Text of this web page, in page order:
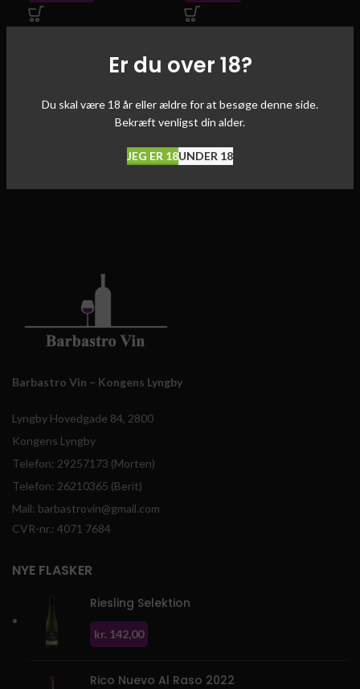
Er du over 18?
Du skal være 18 år eller ældre for at besøge denne side.
Bekræft venligst din alder.
JEG ER 18UNDER 18
Barbastro Vin – Kongens Lyngby
Lyngby Hovedgade 84, 2800
Kongens Lyngby
Telefon: 29257173 (Morten)
Telefon: 26210365 (Berit)
Mail: barbastrovin@gmail.com
CVR-nr.: 4071 7684
NYE FLASKER
Riesling Selektion
kr. 142,00
Rico Nuevo Al Raso 2022